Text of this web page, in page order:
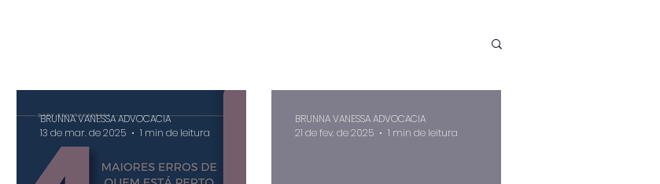
BRUNNA VANESSA ADVOCACIA
13 de mar. de 2025
1 min de leitura
BRUNNA VANESSA ADVOCACIA
21 de fev. de 2025
1 min de leitura